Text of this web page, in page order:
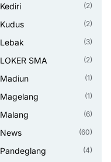
Kediri (2)
Kudus (2)
Lebak (3)
LOKER SMA (2)
Madiun (1)
Magelang (1)
Malang (6)
News (60)
Pandeglang (4)